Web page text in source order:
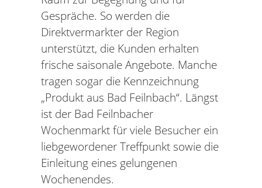
Gespräche. So werden die
Direktvermarkter der Region
unterstützt, die Kunden erhalten
frische saisonale Angebote. Manche
tragen sogar die Kennzeichnung
„Produkt aus Bad Feilnbach“. Längst
ist der Bad Feilnbacher
Wochenmarkt für viele Besucher ein
liebgewordener Treffpunkt sowie die
Einleitung eines gelungenen
Wochenendes.